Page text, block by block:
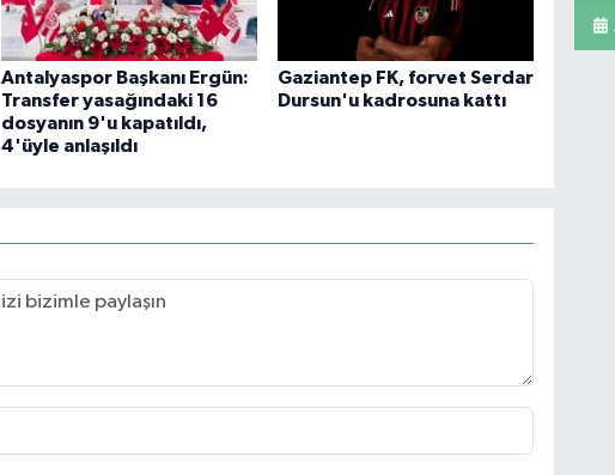
Antalyaspor Başkanı Ergün:
Transfer yasağındaki 16
dosyanın 9'u kapatıldı,
4'üyle anlaşıldı
Gaziantep FK, forvet Serdar
Dursun'u kadrosuna kattı